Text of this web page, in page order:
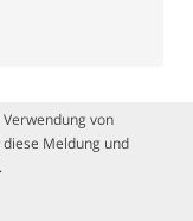
von
Meldung und